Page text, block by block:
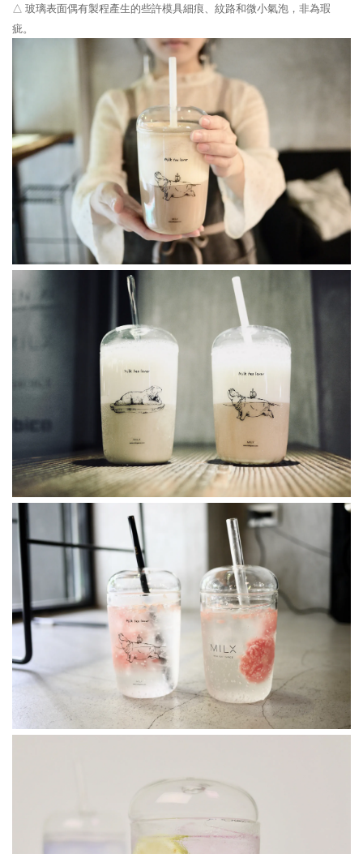
△ 玻璃表面偶有製程產生的些許模具細痕、紋路和微小氣泡， 非為瑕
疵。